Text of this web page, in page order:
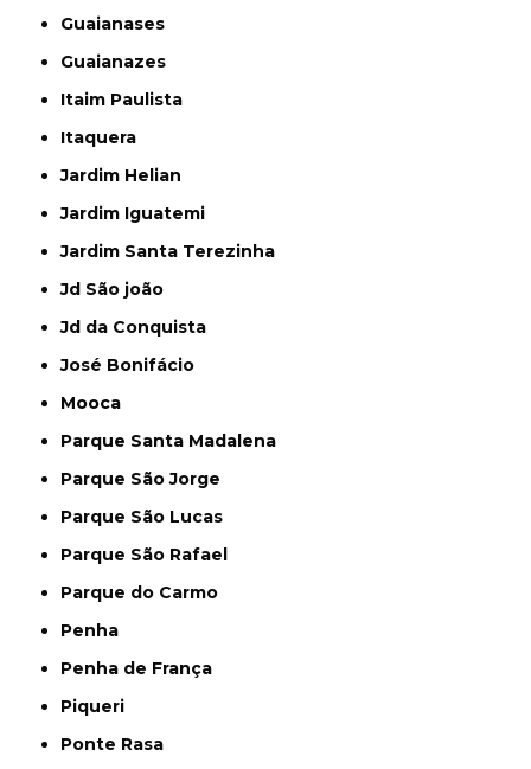
Guaianases
Guaianazes
Itaim Paulista
Itaquera
Jardim Helian
Jardim Iguatemi
Jardim Santa Terezinha
Jd São joão
Jd da Conquista
José Bonifácio
Mooca
Parque Santa Madalena
Parque São Jorge
Parque São Lucas
Parque São Rafael
Parque do Carmo
Penha
Penha de França
Piqueri
Ponte Rasa